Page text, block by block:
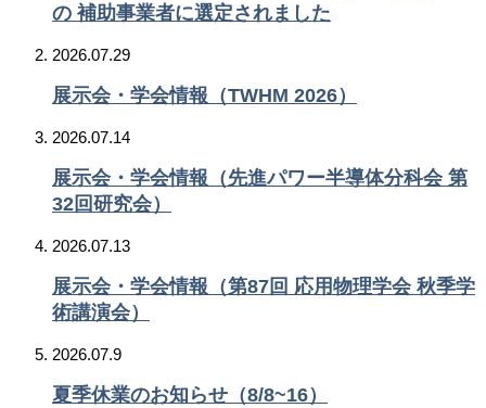
の 補助事業者に選定されました
2026.07.29
展示会・学会情報（TWHM 2026）
2026.07.14
展示会・学会情報（先進パワー半導体分科会 第
32回研究会）
2026.07.13
展示会・学会情報（第87回 応用物理学会 秋季学
術講演会）
2026.07.9
夏季休業のお知らせ（8/8~16）